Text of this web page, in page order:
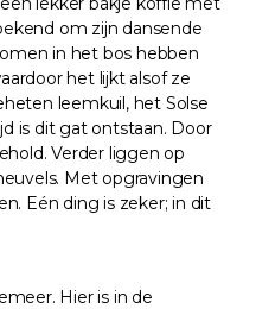
om zijn dansende
in het bos hebben
het lijkt alsof ze
leemkuil, het Solse
is dit gat ontstaan. Door
Verder liggen op
Met opgravingen
Eén ding is zeker; in dit
Hier is in de